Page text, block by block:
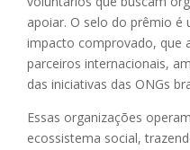
apoiar. O selo do prêmio é
impacto comprovado, que
parceiros internacionais,
das iniciativas das ONGs
Essas organizações
ecossistema social,